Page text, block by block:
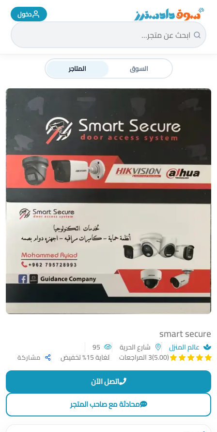
سوق دادسترز الرئيسية دخول
السوق المتاجر
smart secure
عالم المنزل شارع الحرية
(5.00)
3 المراجعات لغاية 15% تخفيض مشاركة
اتصل الآن
محادثة مع صاحب المتجر